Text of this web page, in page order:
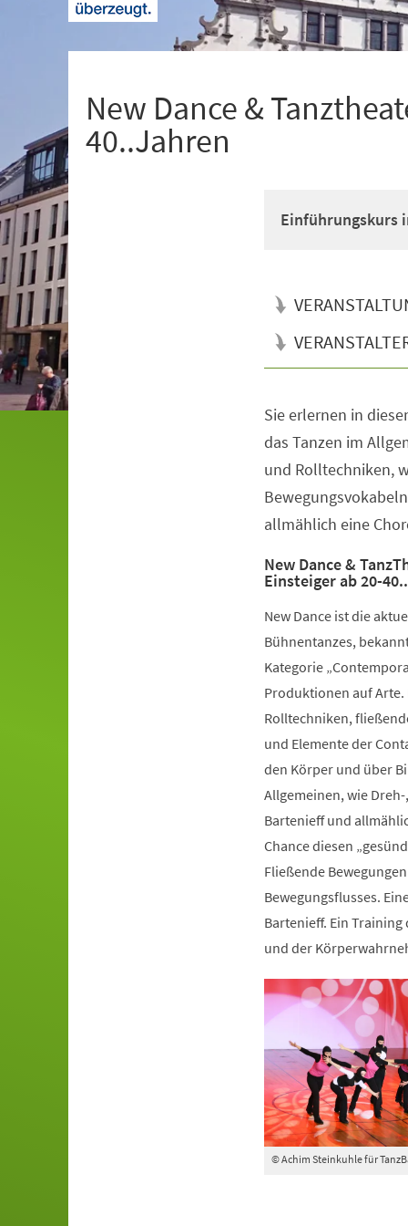
New Dance &
40..Jahren
Einführungskurs
Sie erlernen in
das Tanzen im
und Rolltechniken,
allmählich eine
New Dance &
Einsteiger ab 20-
New Dance ist die
Bühnentanzes,
Kategorie
Produktionen auf Arte.
Rolltechniken,
und Elemente der
den Körper und über
Allgemeinen, wie
Bartenieff und
Chance diesen
Fließende
Bewegungsflusses.
Bartenieff. Ein
und der
© Achim Steinkuhle für